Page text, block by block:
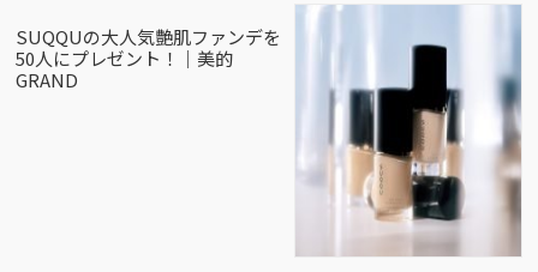
SUQQUの大人気艶肌ファンデを
50人にプレゼント！｜美的
GRAND